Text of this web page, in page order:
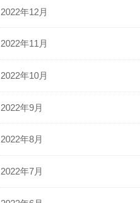
2022年12月
2022年11月
2022年10月
2022年9月
2022年8月
2022年7月